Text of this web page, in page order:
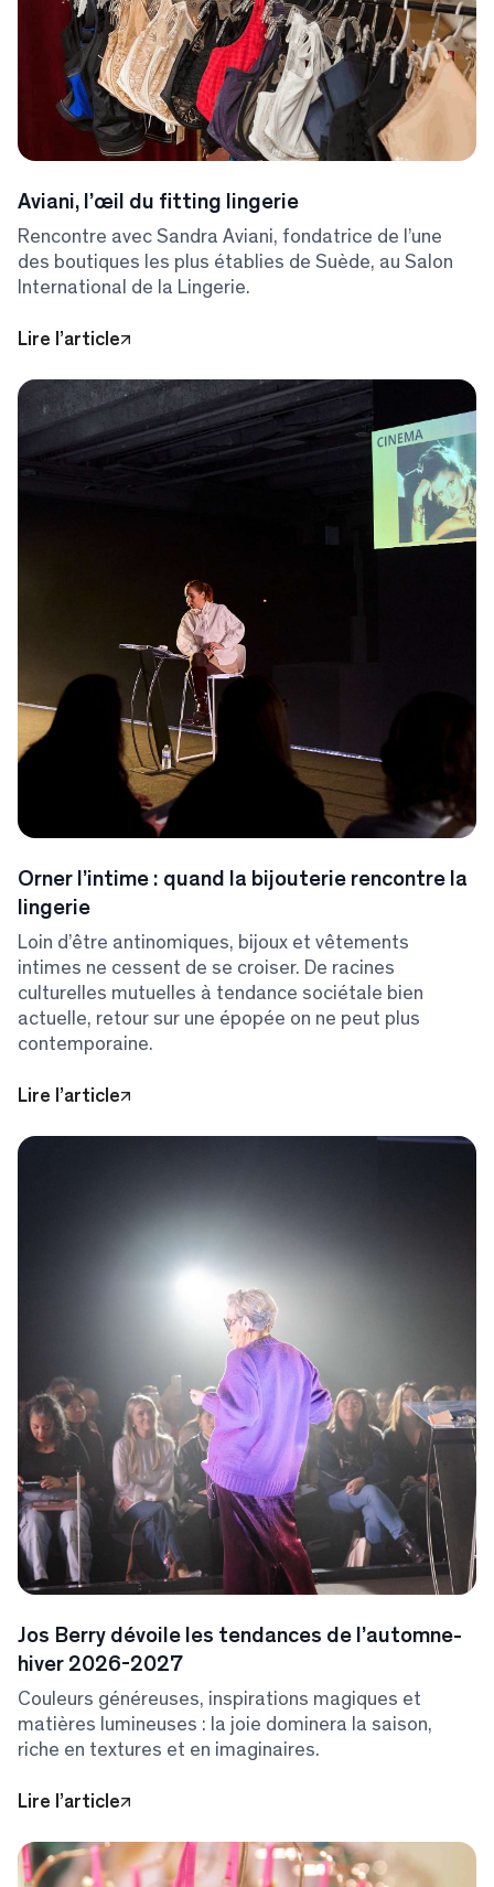
Aviani, l’œil du fitting lingerie
Rencontre avec Sandra Aviani, fondatrice de l’une
des boutiques les plus établies de Suède, au Salon
International de la Lingerie.
Lire l’article
Orner l’intime : quand la bijouterie rencontre la
lingerie
Loin d’être antinomiques, bijoux et vêtements
intimes ne cessent de se croiser. De racines
culturelles mutuelles à tendance sociétale bien
actuelle, retour sur une épopée on ne peut plus
contemporaine.
Lire l’article
Jos Berry dévoile les tendances de l’automne-
hiver 2026-2027
Couleurs généreuses, inspirations magiques et
matières lumineuses : la joie dominera la saison,
riche en textures et en imaginaires.
Lire l’article